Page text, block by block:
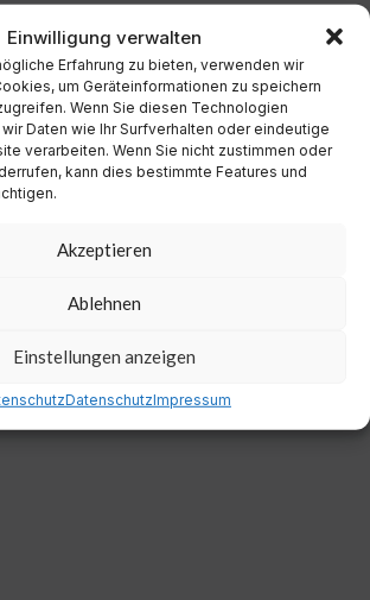
Einwilligung verwalten
Erfahrung zu bieten, verwenden wir
um Geräteinformationen zu speichern
Wenn Sie diesen Technologien
Daten wie Ihr Surfverhalten oder eindeutige
verarbeiten. Wenn Sie nicht zustimmen oder
kann dies bestimmte Features und
Akzeptieren
Ablehnen
Einstellungen anzeigen
DatenschutzImpressum